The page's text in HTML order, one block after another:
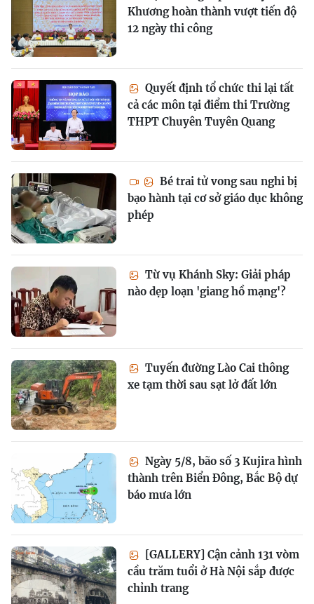
Khương hoàn thành vượt tiến độ
12 ngày thi công
Quyết định tổ chức thi lại tất
cả các môn tại điểm thi Trường
THPT Chuyên Tuyên Quang
Bé trai tử vong sau nghi bị
bạo hành tại cơ sở giáo dục không
phép
Từ vụ Khánh Sky: Giải pháp
nào dẹp loạn 'giang hồ mạng'?
Tuyến đường Lào Cai thông
xe tạm thời sau sạt lở đất lớn
Ngày 5/8, bão số 3 Kujira hình
thành trên Biển Đông, Bắc Bộ dự
báo mưa lớn
[GALLERY] Cận cảnh 131 vòm
cầu trăm tuổi ở Hà Nội sắp được
chỉnh trang